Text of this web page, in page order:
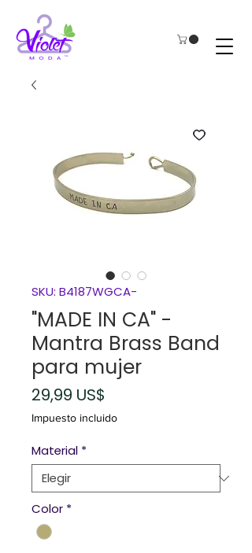
SKU: B4187WGCA-
"MADE IN CA" -
Mantra Brass Band
para mujer
29,99 US$
Impuesto incluido
Material *
Color *